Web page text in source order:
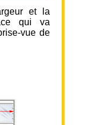
et la
qui va
vue de